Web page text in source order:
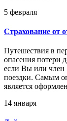
5 февраля
Страхование от
Путешествия в
опасения потери
если Вы или член
поездки. Самым
является
14 января